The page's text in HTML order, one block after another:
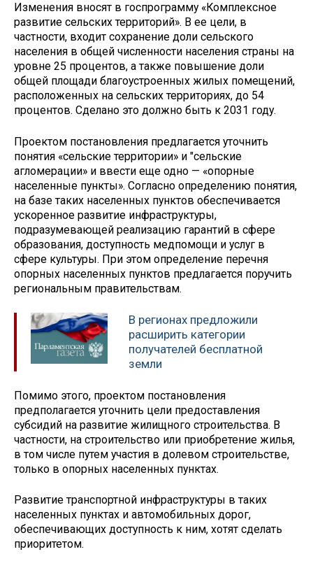
Изменения вносят в госпрограмму «Комплексное
развитие сельских территорий». В ее цели, в
частности, входит сохранение доли сельского
населения в общей численности населения страны на
уровне 25 процентов, а также повышение доли
общей площади благоустроенных жилых помещений,
расположенных на сельских территориях, до 54
процентов. Сделано это должно быть к 2031 году.
Проектом постановления предлагается уточнить
понятия «сельские территории» и "сельские
агломерации» и ввести еще одно — «опорные
населенные пункты». Согласно определению понятия,
на базе таких населенных пунктов обеспечивается
ускоренное развитие инфраструктуры,
подразумевающей реализацию гарантий в сфере
образования, доступность медпомощи и услуг в
сфере культуры. При этом определение перечня
опорных населенных пунктов предлагается поручить
региональным правительствам.
В регионах предложили
расширить категории
получателей бесплатной
земли
Помимо этого, проектом постановления
предполагается уточнить цели предоставления
субсидий на развитие жилищного строительства. В
частности, на строительство или приобретение жилья,
в том числе путем участия в долевом строительстве,
только в опорных населенных пунктах.
Развитие транспортной инфраструктуры в таких
населенных пунктах и автомобильных дорог,
обеспечивающих доступность к ним, хотят сделать
приоритетом.